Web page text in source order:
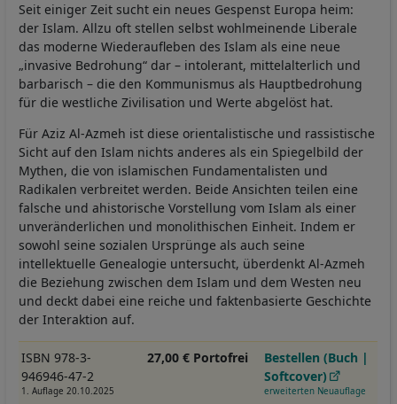
Seit einiger Zeit sucht ein neues Gespenst Europa heim:
der Islam. Allzu oft stellen selbst wohlmeinende Liberale
das moderne Wiederaufleben des Islam als eine neue
„invasive Bedrohung“ dar – intolerant, mittelalterlich und
barbarisch – die den Kommunismus als Hauptbedrohung
für die westliche Zivilisation und Werte abgelöst hat.
Für Aziz Al-Azmeh ist diese orientalistische und rassistische
Sicht auf den Islam nichts anderes als ein Spiegelbild der
Mythen, die von islamischen Fundamentalisten und
Radikalen verbreitet werden. Beide Ansichten teilen eine
falsche und ahistorische Vorstellung vom Islam als einer
unveränderlichen und monolithischen Einheit. Indem er
sowohl seine sozialen Ursprünge als auch seine
intellektuelle Genealogie untersucht, überdenkt Al-Azmeh
die Beziehung zwischen dem Islam und dem Westen neu
und deckt dabei eine reiche und faktenbasierte Geschichte
der Interaktion auf.
ISBN 978-3-
946946-47-2
1. Auflage 20.10.2025
27,00 € Portofrei
Bestellen (Buch |
Softcover)
erweiterten Neuauflage